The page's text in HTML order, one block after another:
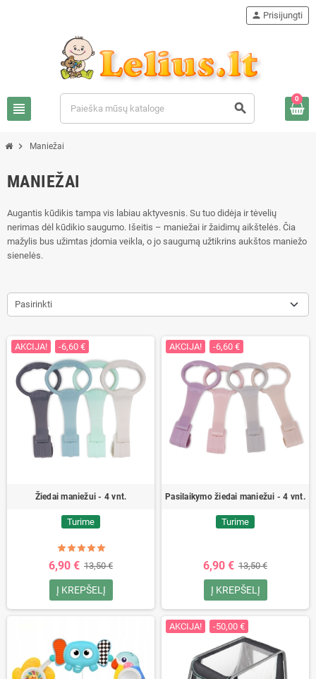
view_headline search
person Prisijungti
0
chevron_right Maniežai
MANIEŽAI
Augantis kūdikis tampa vis labiau aktyvesnis. Su tuo didėja ir tėvelių
nerimas dėl kūdikio saugumo. Išeitis – maniežai ir žaidimų aikštelės. Čia
mažylis bus užimtas įdomia veikla, o jo saugumą užtikrins aukštos maniežo
sienelės.
Pasirinkti
AKCIJA! -6,60 €
Žiedai maniežui - 4 vnt.
Turime
6,90 € 13,50 €
Į KREPŠELĮ
AKCIJA! -6,60 €
Pasilaikymo žiedai maniežui - 4 vnt.
Turime
6,90 € 13,50 €
Į KREPŠELĮ
AKCIJA! -50,00 €